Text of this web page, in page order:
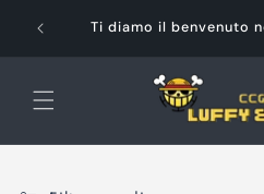
direttamenteTi diamo il benvenuto